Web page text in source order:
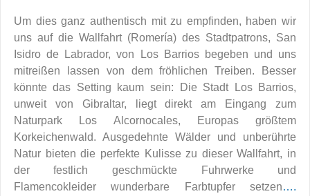
Um dies ganz authentisch mit zu empfinden, haben wir
uns auf die Wallfahrt (Romería) des Stadtpatrons, San
Isidro de Labrador, von Los Barrios begeben und uns
mitreißen lassen von dem fröhlichen Treiben. Besser
könnte das Setting kaum sein: Die Stadt Los Barrios,
unweit von Gibraltar, liegt direkt am Eingang zum
Naturpark Los Alcornocales, Europas größtem
Korkeichenwald. Ausgedehnte Wälder und unberührte
Natur bieten die perfekte Kulisse zu dieser Wallfahrt, in
der festlich geschmückte Fuhrwerke und
Flamencokleider wunderbare Farbtupfer setzen….